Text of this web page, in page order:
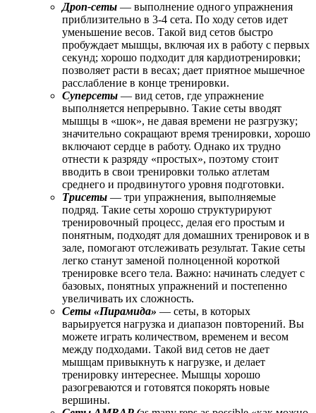
Дроп-сеты — выполнение одного упражнения
приблизительно в 3-4 сета. По ходу сетов идет
уменьшение весов. Такой вид сетов быстро
пробуждает мышцы, включая их в работу с первых
секунд; хорошо подходит для кардиотренировки;
позволяет расти в весах; дает приятное мышечное
расслабление в конце тренировки.
Суперсеты — вид сетов, где упражнение
выполняется непрерывно. Такие сеты вводят
мышцы в «шок», не давая времени не разгрузку;
значительно сокращают время тренировки, хорошо
включают сердце в работу. Однако их трудно
отнести к разряду «простых», поэтому стоит
вводить в свои тренировки только атлетам
среднего и продвинутого уровня подготовки.
Трисеты — три упражнения, выполняемые
подряд. Такие сеты хорошо структурируют
тренировочный процесс, делая его простым и
понятным, подходят для домашних тренировок и в
зале, помогают отслеживать результат. Такие сеты
легко станут заменой полноценной короткой
тренировке всего тела. Важно: начинать следует с
базовых, понятных упражнений и постепенно
увеличивать их сложность.
Сеты «Пирамида» — сеты, в которых
варьируется нагрузка и диапазон повторений. Вы
можете играть количеством, временем и весом
между подходами. Такой вид сетов не дает
мышцам привыкнуть к нагрузке, и делает
тренировку интереснее. Мышцы хорошо
разогреваются и готовятся покорять новые
вершины.